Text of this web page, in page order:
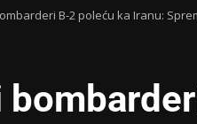
B-2 poleću ka Iranu: